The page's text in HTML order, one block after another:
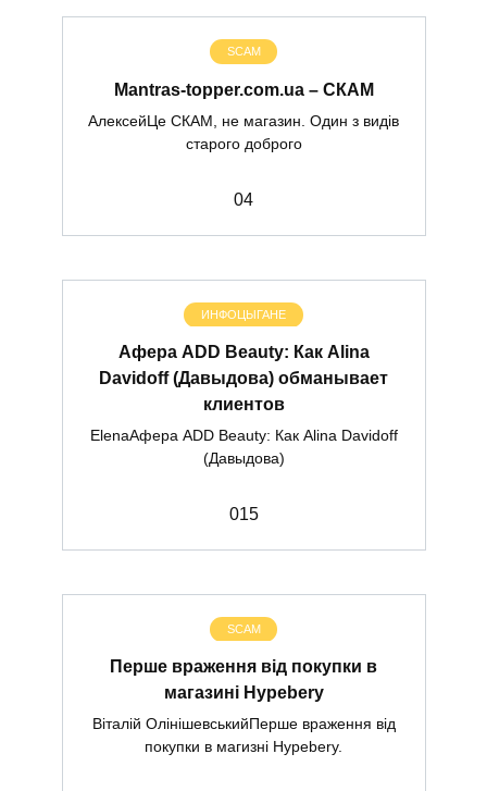
SCAM
Mantras-topper.com.ua – СКАМ
АлексейЦе СКАМ, не магазин. Один з видів
старого доброго
04
ИНФОЦЫГАНЕ
Афера ADD Beauty: Как Alina
Davidoff (Давыдова) обманывает
клиентов
ElenaАфера ADD Beauty: Как Alina Davidoff
(Давыдова)
015
SCAM
Перше враження від покупки в
магазині Hypebery
Віталій ОлінішевськийПерше враження від
покупки в магизні Hypebery.